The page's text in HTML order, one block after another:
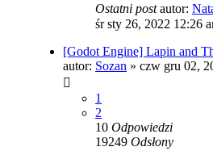
Ostatni postautor:
śr sty 26, 2022 12:26
[Godot Engine] Lapin and
autor: Sozan » czw gru 02,
1
2
10 Odpowiedzi
19249 Odsłony